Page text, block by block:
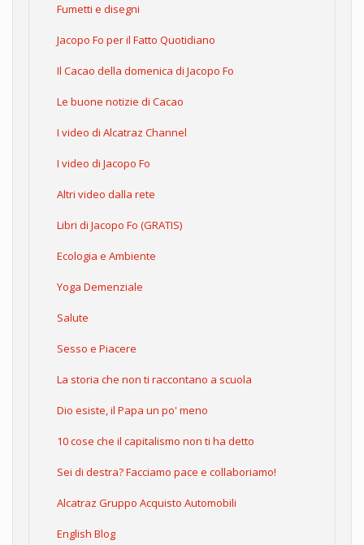
Fumetti e disegni
Jacopo Fo per il Fatto Quotidiano
Il Cacao della domenica di Jacopo Fo
Le buone notizie di Cacao
I video di Alcatraz Channel
I video di Jacopo Fo
Altri video dalla rete
Libri di Jacopo Fo (GRATIS)
Ecologia e Ambiente
Yoga Demenziale
Salute
Sesso e Piacere
La storia che non ti raccontano a scuola
Dio esiste, il Papa un po' meno
10 cose che il capitalismo non ti ha detto
Sei di destra? Facciamo pace e collaboriamo!
Alcatraz Gruppo Acquisto Automobili
English Blog